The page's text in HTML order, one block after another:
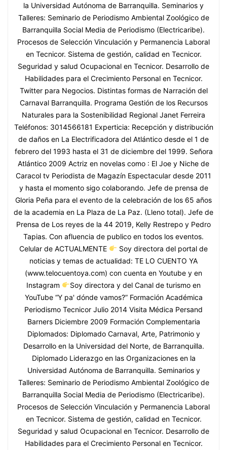
la Universidad Autónoma de Barranquilla. Seminarios y
Talleres: Seminario de Periodismo Ambiental Zoológico de
Barranquilla Social Media de Periodismo (Electricaribe).
Procesos de Selección Vinculación y Permanencia Laboral
en Tecnicor. Sistema de gestión, calidad en Tecnicor.
Seguridad y salud Ocupacional en Tecnicor. Desarrollo de
Habilidades para el Crecimiento Personal en Tecnicor.
Twitter para Negocios. Distintas formas de Narración del
Carnaval Barranquilla. Programa Gestión de los Recursos
Naturales para la Sostenibilidad Regional Janet Ferreira
Teléfonos: 3014566181 Experticia: Recepción y distribución
de daños en La Electrificadora del Atlántico desde el 1 de
febrero del 1993 hasta el 31 de diciembre del 1999. Señora
Atlántico 2009 Actriz en novelas como : El Joe y Niche de
Caracol tv Periodista de Magazín Espectacular desde 2011
y hasta el momento sigo colaborando. Jefe de prensa de
Gloria Peña para el evento de la celebración de los 65 años
de la academia en La Plaza de La Paz. (Lleno total). Jefe de
Prensa de Los reyes de la 44 2019, Kelly Restrepo y Pedro
Tapias. Con afluencia de publico en todos los eventos.
Celular de ACTUALMENTE
Soy directora del portal de
noticias y temas de actualidad: TE LO CUENTO YA
(www.telocuentoya.com) con cuenta en Youtube y en
Instagram
Soy directora y del Canal de turismo en
YouTube “Y pa' dónde vamos?” Formación Académica
Periodismo Tecnicor Julio 2014 Visita Médica Persand
Barners Diciembre 2009 Formación Complementaria
Diplomados: Diplomado Carnaval, Arte, Patrimonio y
Desarrollo en la Universidad del Norte, de Barranquilla.
Diplomado Liderazgo en las Organizaciones en la
Universidad Autónoma de Barranquilla. Seminarios y
Talleres: Seminario de Periodismo Ambiental Zoológico de
Barranquilla Social Media de Periodismo (Electricaribe).
Procesos de Selección Vinculación y Permanencia Laboral
en Tecnicor. Sistema de gestión, calidad en Tecnicor.
Seguridad y salud Ocupacional en Tecnicor. Desarrollo de
Habilidades para el Crecimiento Personal en Tecnicor.